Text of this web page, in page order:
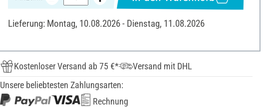
Lieferung: Montag, 10.08.2026 - Dienstag, 11.08.2026
Kostenloser Versand ab 75 €*
Versand mit DHL
Unsere beliebtesten Zahlungsarten:
Rechnung